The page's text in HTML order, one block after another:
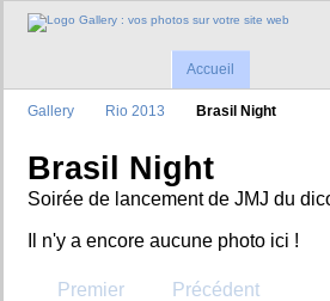
Accueil
Gallery Rio 2013 Brasil Night
Brasil Night
Soirée de lancement de JMJ du
Il n'y a encore aucune photo ici !
Premier Précédent